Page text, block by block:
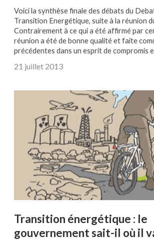
Voici la synthèse finale des débats du
Transition Energétique, suite à la réunion
Contrairement à ce qui a été affirmé par
réunion a été de bonne qualité et faite
précédentes dans un esprit de compromis
21 juillet 2013
Transition énergétique : le
gouvernement sait-il où il